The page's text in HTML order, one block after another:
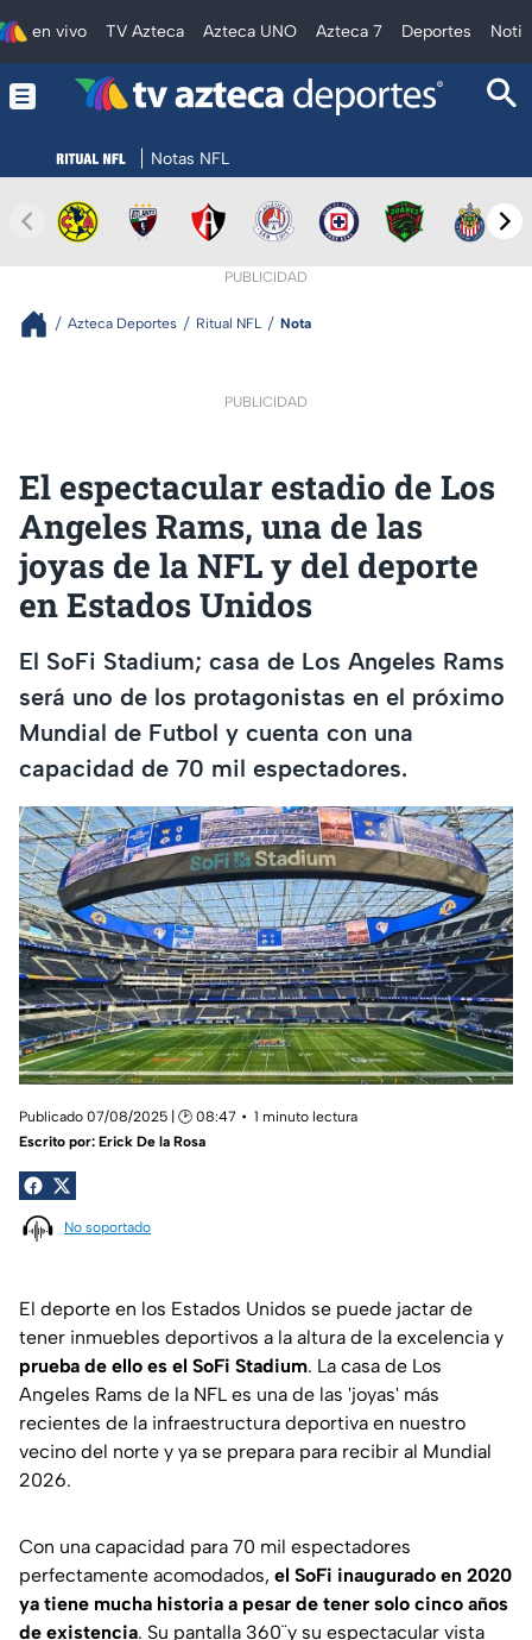
en vivo TV Azteca Azteca UNO Azteca 7 Deportes
Notas NFL
PUBLICIDAD
Azteca Deportes Ritual NFL Nota
PUBLICIDAD
El espectacular estadio de Los
Angeles Rams, una de las
joyas de la NFL y del deporte
en Estados Unidos
El SoFi Stadium; casa de Los Angeles Rams
será uno de los protagonistas en el próximo
Mundial de Futbol y cuenta con una
capacidad de 70 mil espectadores.
Publicado 07/08/2025 | 🕑 08:47
1 minuto lectura
Escrito por: Erick De la Rosa
No soportado
El deporte en los Estados Unidos se puede jactar de
tener inmuebles deportivos a la altura de la excelencia y
prueba de ello es el SoFi Stadium. La casa de Los
Angeles Rams de la NFL es una de las 'joyas' más
recientes de la infraestructura deportiva en nuestro
vecino del norte y ya se prepara para recibir al Mundial
2026.
Con una capacidad para 70 mil espectadores
perfectamente acomodados, el SoFi inaugurado en 2020
ya tiene mucha historia a pesar de tener solo cinco años
de existencia. Su pantalla 360¨y su espectacular vista